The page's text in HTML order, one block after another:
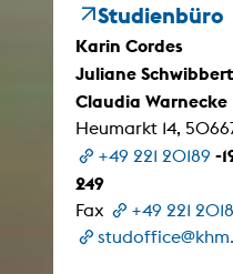
Studienbüro
Karin Cordes
Juliane Schwibbert
Claudia Warnecke
Heumarkt 14,
+49 221 20189 -
249
Fax
+49 221